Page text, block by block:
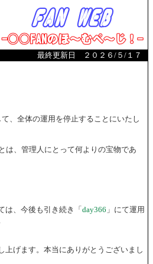
最終更新日 ２０２６/５/１７
、全体の運用を停止することにいたし
は、管理人にとって何よりの宝物であ
は、今後も引き続き「 day366 」にて運用
げます。本当にありがとうございまし